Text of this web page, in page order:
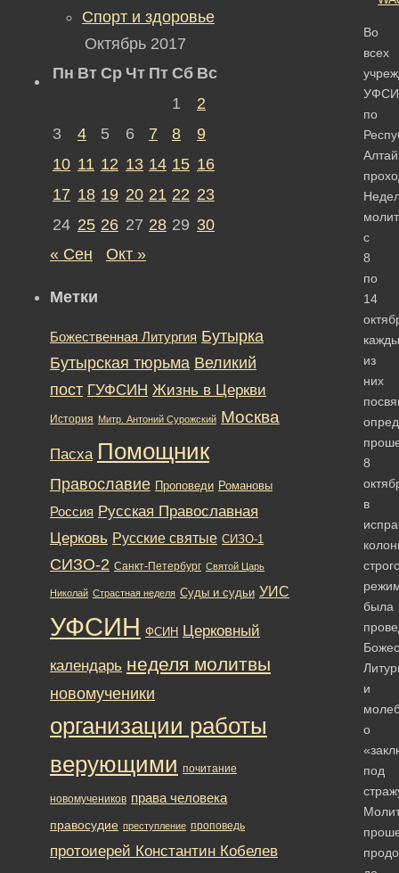
Во
всех
по
Алтай
с
8
по
14
из
них
8
в
была
и
о
под
Спорт и здоровье
Октябрь 2017
Пн Вт Ср Чт Пт Сб Вс
1
2
3
4 5 6 7 8
9
10 11 12 13 14 15 16
17 18 19 20 21 22 23
24 25 26 27 28 29 30
« Сен
Окт »
Метки
Божественная Литургия Бутырка
Бутырская тюрьма Великий
пост ГУФСИН Жизнь в Церкви
История Митр. Антоний Сурожский Москва
Пасха Помощник
Православие Проповеди Романовы
Россия Русская Православная
Церковь Русские святые СИЗО-1
СИЗО-2 Санкт-Петербург Святой Царь
Николай Страстная неделя Суды и судьи УИС
УФСИН ФСИН Церковный
календарь неделя молитвы
новомученики
организации работы
верующими почитание
новомучеников права человека
правосудие преступление проповедь
протоиерей Константин Кобелев